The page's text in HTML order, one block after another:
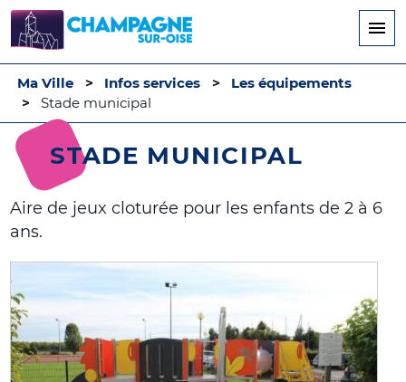
principal
Ma Ville Infos services
Les équipements
Stade municipal
STADE MUNICIPAL
Aire de jeux cloturée pour les enfants de 2 à 6
ans.